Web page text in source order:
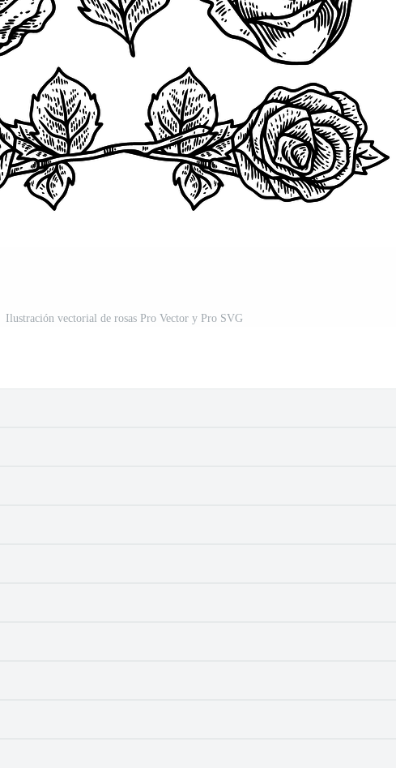
Ilustración vectorial de rosas Pro Vector y Pro SVG